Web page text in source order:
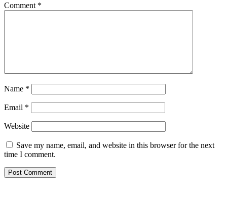
Comment *
Name *
Email *
Website
Save my name, email, and website in this browser for the next
time I comment.